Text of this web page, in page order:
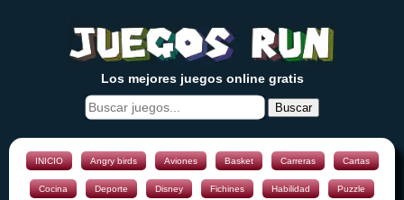
Los mejores juegos online gratis
Buscar
INICIO Angry birds Aviones Basket Carreras Cartas
Cocina Deporte Disney Fichines Habilidad Puzzle